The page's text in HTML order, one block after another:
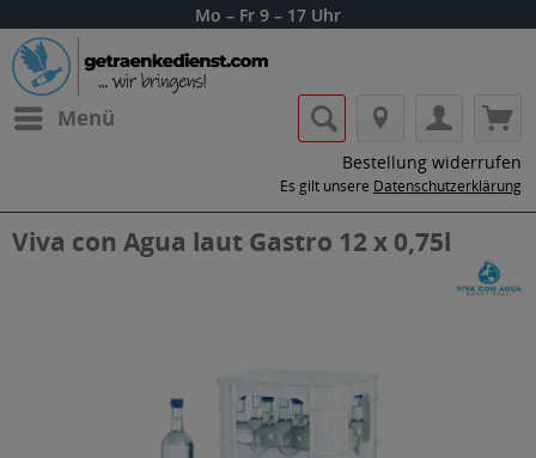
Mo – Fr 9 – 17 Uhr
Menü
Bestellung widerrufen
Es gilt unsere Datenschutzerklärung
Viva con Agua laut Gastro 12 x 0,75l